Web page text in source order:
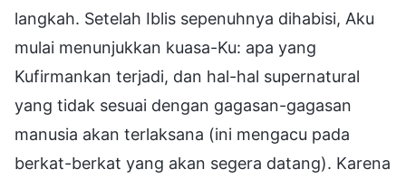
langkah. Setelah Iblis sepenuhnya dihabisi, Aku
mulai menunjukkan kuasa-Ku: apa yang
Kufirmankan terjadi, dan hal-hal supernatural
yang tidak sesuai dengan gagasan-gagasan
manusia akan terlaksana (ini mengacu pada
berkat-berkat yang akan segera datang). Karena